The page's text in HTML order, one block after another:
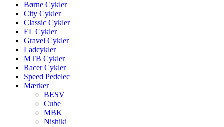
Børne Cykler
City Cykler
Classic Cykler
EL Cykler
Gravel Cykler
Ladcykler
MTB Cykler
Racer Cykler
Speed Pedelec
Mærker
BESV
Cube
MBK
Nishiki